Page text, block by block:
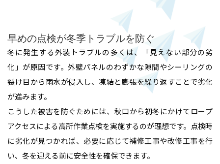
早めの点検が冬季トラブルを防ぐ
冬に発生する外装トラブルの多くは、「見えない部分の劣
化」が原因です。外壁パネルのわずかな隙間やシーリングの
裂け目から雨水が侵入し、凍結と膨張を繰り返すことで劣化
が進みます。
こうした被害を防ぐためには、秋口から初冬にかけてロープ
アクセスによる高所作業点検を実施するのが理想です。点検時
に劣化が見つかれば、必要に応じて補修工事や改修工事を行
い、冬を迎える前に安全性を確保できます。